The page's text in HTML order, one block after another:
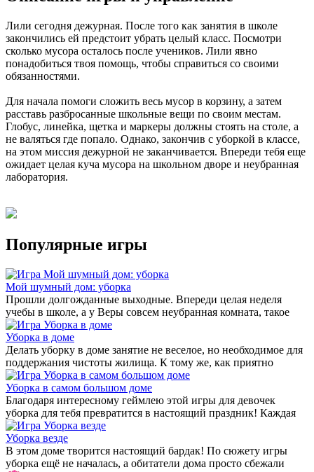
Лили сегодня дежурная. После того как занятия в школе
закончились ей предстоит убрать целый класс. Посмотри
сколько мусора осталось после учеников. Лили явно
понадобиться твоя помощь, чтобы справиться со своими
обязанностями.
Для начала помоги сложить весь мусор в корзину, а затем
расставь разбросанные школьные вещи по своим местам.
Глобус, линейка, щетка и маркеры должны стоять на столе, а
не валяться где попало. Однако, закончив с уборкой в классе,
на этом миссия дежурной не заканчивается. Впереди тебя еще
ожидает целая куча мусора на школьном дворе и неубранная
лаборатория.
Популярные игры
Мой шумный дом: уборка
Прошли долгожданные выходные. Впереди целая неделя
учебы в школе, а у Веры совсем неубранная комната, такое
Уборка в доме
Делать уборку в доме занятие не веселое, но необходимое для
поддержания чистоты жилища. К тому же, как приятно
Уборка в самом большом доме
Благодаря интересному геймлею этой игры для девочек
уборка для тебя превратится в настоящий праздник! Каждая
Уборка везде
В этом доме творится настоящий бардак! По сюжету игры
уборка ещё не началась, а обитатели дома просто сбежали